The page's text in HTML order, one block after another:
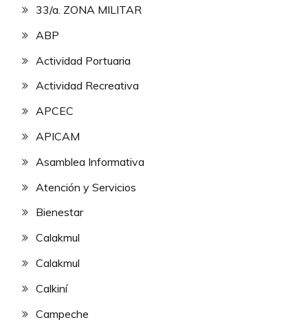
33/a. ZONA MILITAR
ABP
Actividad Portuaria
Actividad Recreativa
APCEC
APICAM
Asamblea Informativa
Atención y Servicios
Bienestar
Calakmul
Calakmul
Calkiní
Campeche